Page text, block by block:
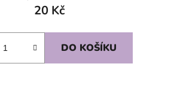
20 Kč
DO KOŠÍKU